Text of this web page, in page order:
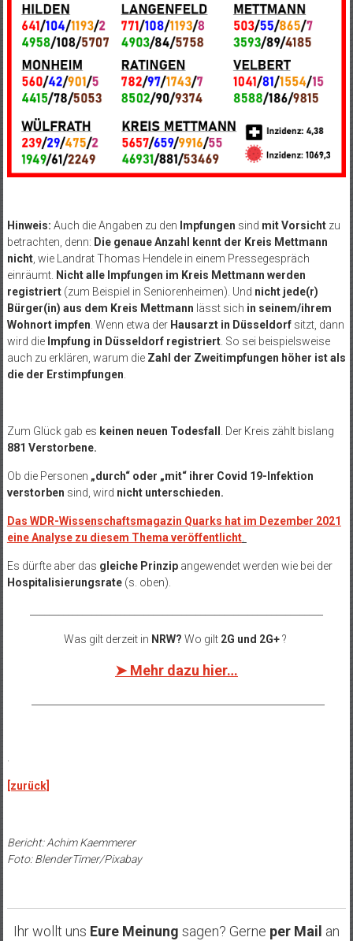
Hinweis: Auch die Angaben zu den Impfungen sind mit Vorsichtzu
betrachten, denn: Die genaue Anzahl kennt der Kreis Mettmann
nicht, wie Landrat Thomas Hendele in einem Pressegespräch
einräumt. Nicht alle Impfungen im Kreis Mettmann werden
registriert(zum Beispiel in Seniorenheimen). Und nicht jede(r)
Bürger(in) aus dem Kreis Mettmann lässt sich in seinem/ihrem
Wohnort impfen. Wenn etwa der Hausarzt in Düsseldorfsitzt, dann
wird die Impfung in Düsseldorf registriert. So sei beispielsweise
auch zu erklären, warum die Zahl der Zweitimpfungen höher ist als
die der Erstimpfungen.
Zum Glück gab es keinen neuen Todesfall . Der Kreis zählt bislang
881 Verstorbene.
Ob die Personen „durch“ oder „mit“ ihrer Covid 19-Infektion
verstorben sind, wird nicht unterschieden.
Das WDR-Wissenschaftsmagazin Quarks hat im Dezember 2021
eine Analyse zu diesem Thema veröffentlicht.
Es dürfte aber das gleiche Prinzipangewendet werden wie bei der
Hospitalisierungsrate(s. oben).
Was gilt derzeit in NRW? Wo gilt 2G und 2G+?
➤ Mehr dazu hier…
.
[zurück]
Bericht: Achim Kaemmerer
Foto: BlenderTimer/Pixabay
Ihr wollt uns Eure Meinung sagen? Gerne per Mail an